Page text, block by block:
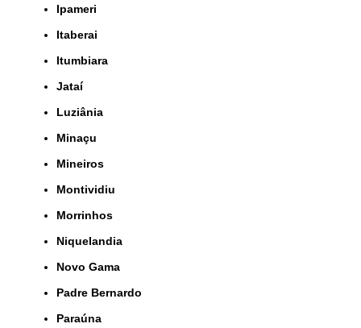
Ipameri
Itaberai
Itumbiara
Jataí
Luziânia
Minaçu
Mineiros
Montividiu
Morrinhos
Niquelandia
Novo Gama
Padre Bernardo
Paraúna